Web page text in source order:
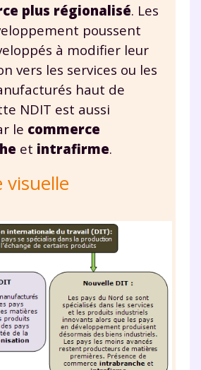
plus régionalisé. Les
poussent
à modifier leur
vers les services ou les
haut de
NDIT est aussi
le commerce
et intrafirme.
visuelle